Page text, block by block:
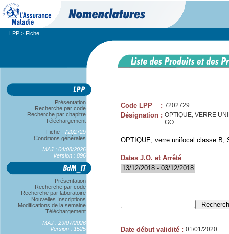
LPP > Fiche
Présentation
Recherche par code
Recherche par chapitre
Téléchargement
Fiche : 7202729
Conditions générales
MAJ : 04/08/2026
Version : 896
Présentation
Recherche par code
Recherche par laboratoire
Nouvelles Inscriptions
Modifications de la semaine
Téléchargement
MAJ : 29/07/2026
Version : 1525
Code LPP : 7202729
Désignation : OPTIQUE, VERRE
GO
OPTIQUE, verre unifocal classe B,
Dates J.O. et Arrêté
Date début validité : 01/01/2020